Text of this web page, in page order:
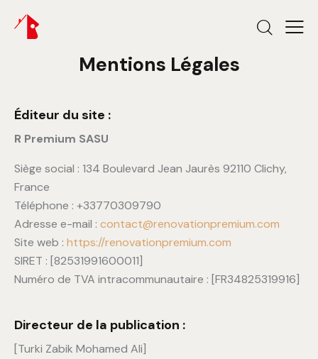
Mentions Légales
Éditeur du site :
R Premium SASU
Siège social : 134 Boulevard Jean Jaurès 92110 Clichy,
France
Téléphone : +33770309790
Adresse e-mail : contact@renovationpremium.com
Site web : https://renovationpremium.com
SIRET : [82531991600011]
Numéro de TVA intracommunautaire : [FR34825319916]
Directeur de la publication :
[Turki Zabik Mohamed Ali]